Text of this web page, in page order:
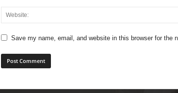
Save my name, email, and website in this browser for the